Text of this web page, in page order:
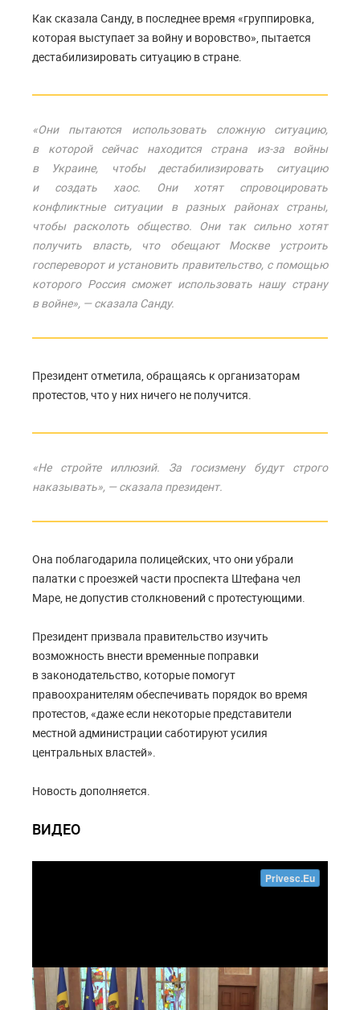
Как сказала Санду, в последнее время «группировка,
которая выступает за войну и воровство», пытается
дестабилизировать ситуацию в стране.
«Они пытаются использовать сложную ситуацию,
в которой сейчас находится страна из-за войны
в Украине, чтобы дестабилизировать ситуацию
и создать хаос. Они хотят спровоцировать
конфликтные ситуации в разных районах страны,
чтобы расколоть общество. Они так сильно хотят
получить власть, что обещают Москве устроить
госпереворот и установить правительство, с помощью
которого Россия сможет использовать нашу страну
в войне», — сказала Санду.
Президент отметила, обращаясь к организаторам
протестов, что у них ничего не получится.
«Не стройте иллюзий. За госизмену будут строго
наказывать», — сказала президент.
Она поблагодарила полицейских, что они убрали
палатки с проезжей части проспекта Штефана чел
Маре, не допустив столкновений с протестующими.
Президент призвала правительство изучить
возможность внести временные поправки
в законодательство, которые помогут
правоохранителям обеспечивать порядок во время
протестов, «даже если некоторые представители
местной администрации саботируют усилия
центральных властей».
Новость дополняется.
ВИДЕО